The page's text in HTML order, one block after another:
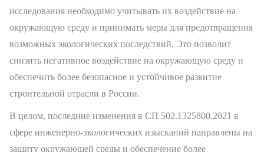
исследования необходимо учитывать их воздействие на
окружающую среду и принимать меры для предотвращения
возможных экологических последствий. Это позволит
снизить негативное воздействие на окружающую среду и
обеспечить более безопасное и устойчивое развитие
строительной отрасли в России.
В целом, последние изменения в СП 502.1325800.2021 в
сфере инженерно-экологических изысканий направлены на
защиту окружающей среды и обеспечение более